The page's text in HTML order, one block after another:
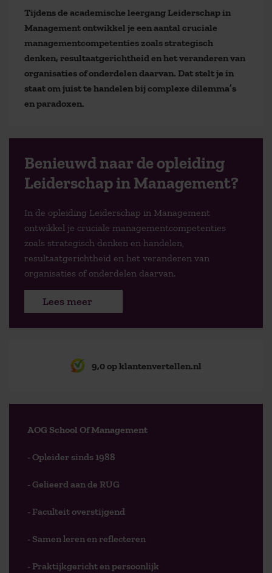
Tijdens de academische leergang Leiderschap in
Management ontwikkel je een aantal cruciale
managementcompetenties zoals strategisch
denken, resultaatgerichtheid en het veranderen van
organisaties of onderdelen daarvan. Dat stelt je in
staat om juist te handelen bij complexe dilemma’s
en paradoxen.
Benieuwd naar de opleiding
Leiderschap in Management?
In de opleiding Leiderschap in Management
ontwikkel je cruciale managementcompetenties
zoals strategisch denken en handelen,
resultaatgerichtheid en het veranderen van
organisaties of onderdelen daarvan.
Lees meer
9,0 op klantenvertellen.nl
AOG School Of Management
- Opleider sinds 1988
- Gelieerd aan de RUG
- Faculteit overstijgend
- Samen leren en reflecteren
- Praktijkgericht en persoonlijk